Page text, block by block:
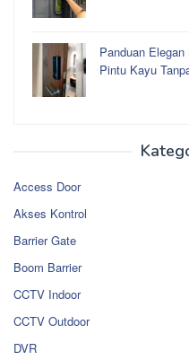
Panduan
Pintu Kayu
Access Door
Akses Kontrol
Barrier Gate
Boom Barrier
CCTV Indoor
CCTV Outdoor
DVR